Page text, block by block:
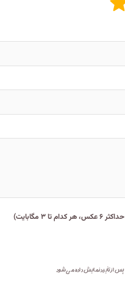
۳ مگابایت)
از تأیید نمایش داده می‌شود.